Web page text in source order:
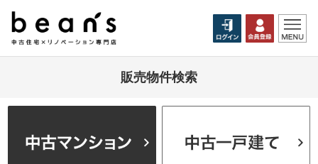
販売物件検索